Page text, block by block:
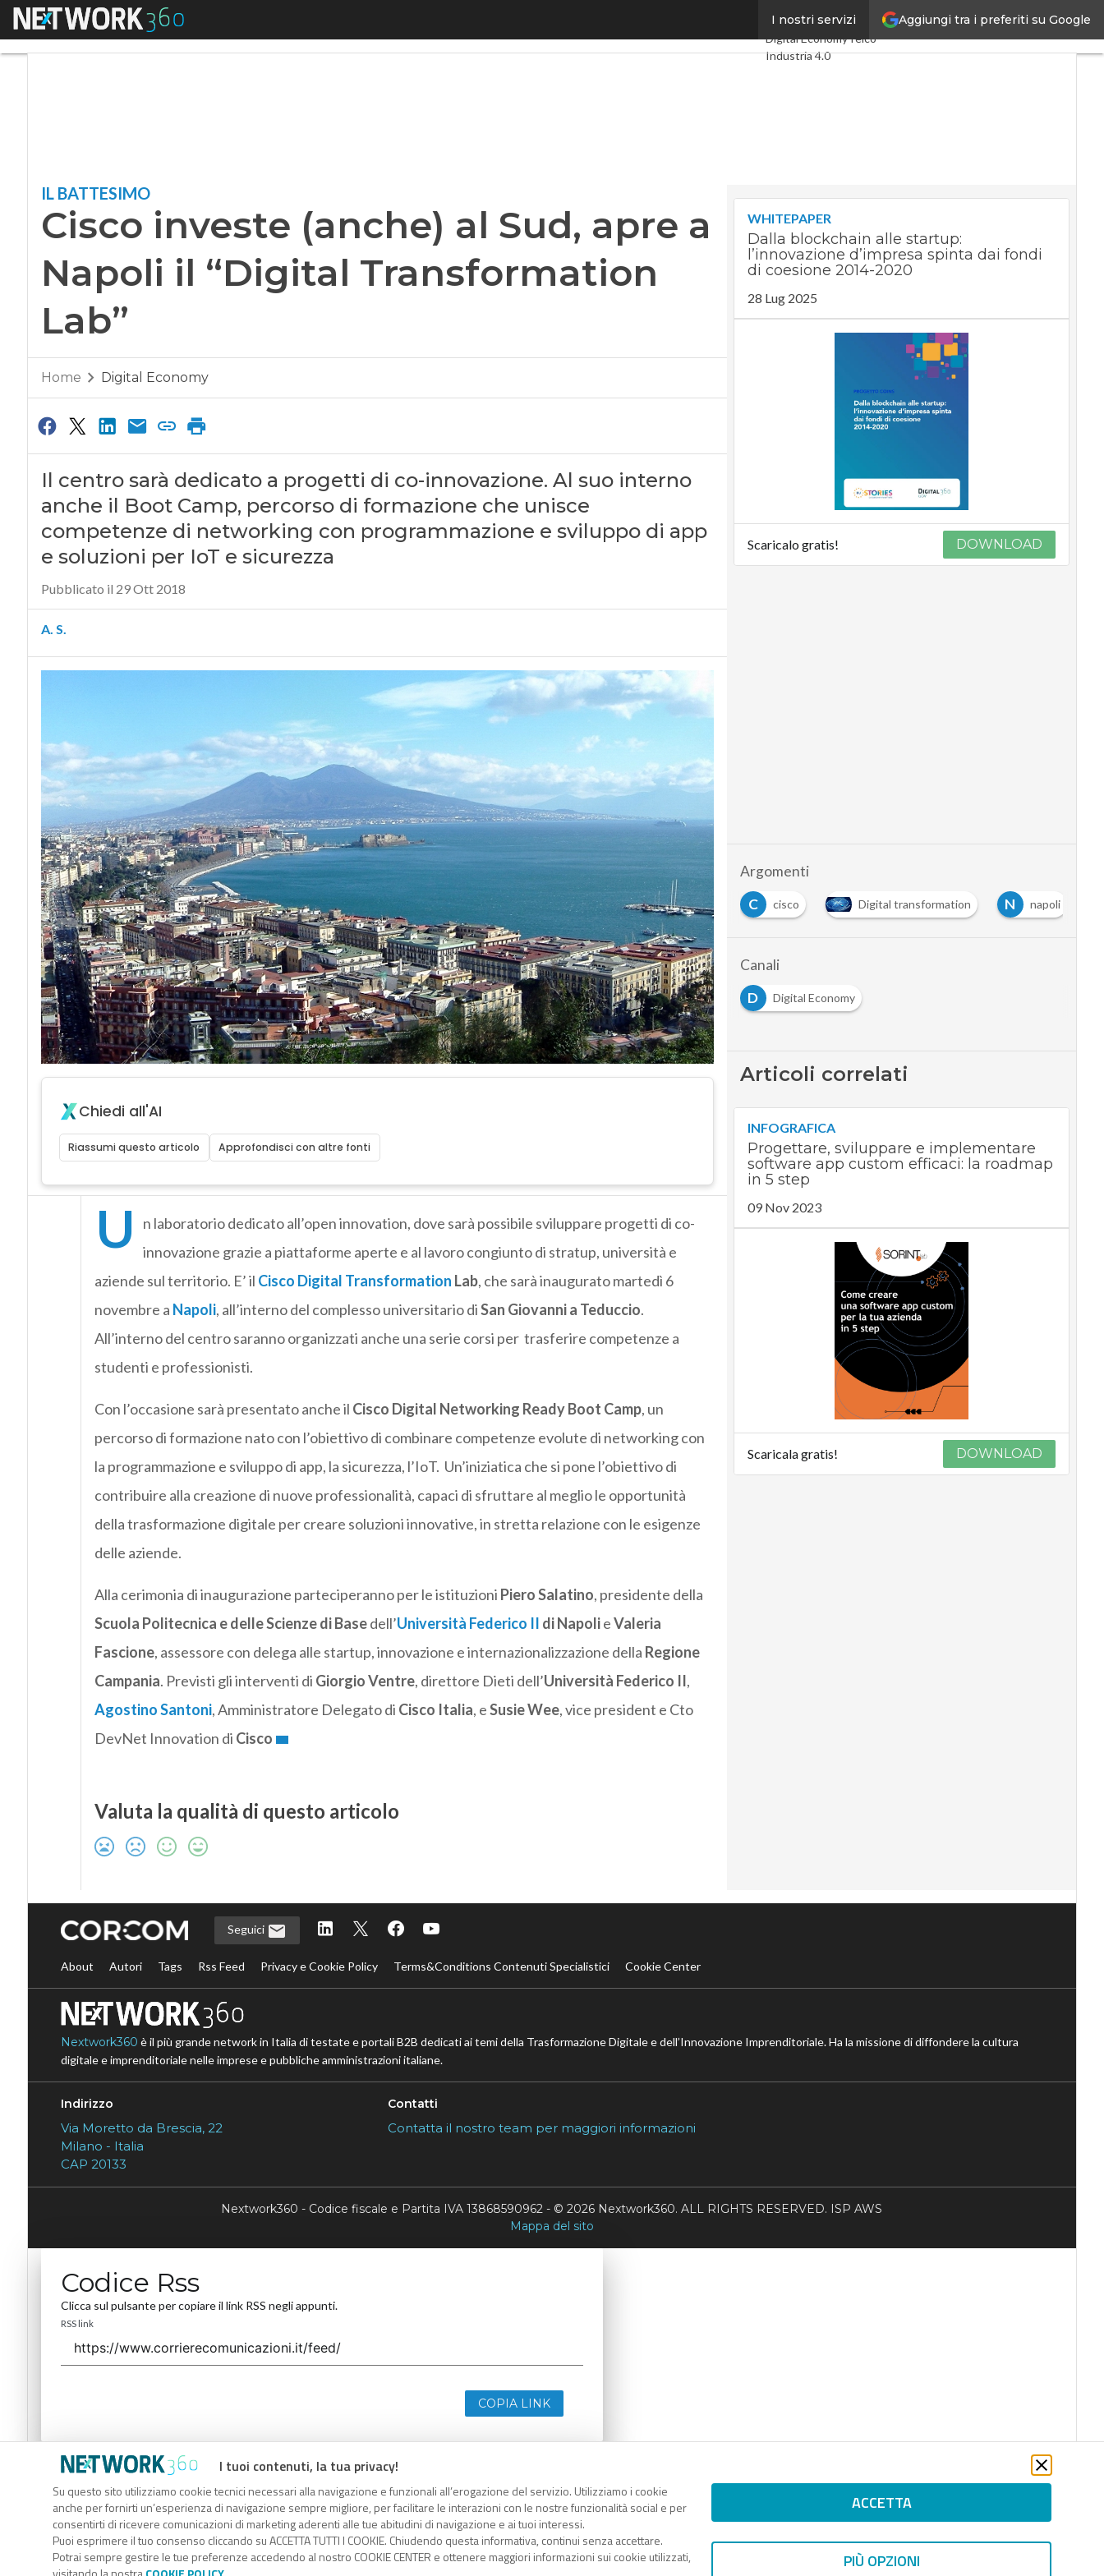
Aggiungi tra i preferiti su Google
I nostri servizi
Menu
Ultimi articoli
Digital EconomyTelco
Industria 4.0
IL BATTESIMO
Cisco investe (anche) al Sud, apre a
Napoli il “Digital Transformation
Lab”
Home Digital Economy
Il centro sarà dedicato a progetti di co-innovazione. Al suo interno
anche il Boot Camp, percorso di formazione che unisce
competenze di networking con programmazione e sviluppo di app
e soluzioni per IoT e sicurezza
Pubblicato il 29 Ott 2018
A. S.
Chiedi all'AI
Riassumi questo articolo Approfondisci con altre fonti
U
n laboratorio dedicato all’open innovation, dove sarà possibile sviluppare progetti di co-
innovazione grazie a piattaforme aperte e al lavoro congiunto di stratup, università e
aziende sul territorio. E’ il Cisco Digital Transformation Lab, che sarà inaugurato martedì 6
novembre a Napoli, all’interno del complesso universitario diSan Giovanni a Teduccio.
All’interno del centro saranno organizzati anche una serie corsi per trasferire competenze a
studenti e professionisti.
Con l’occasione sarà presentato anche il Cisco Digital Networking Ready Boot Camp, un
percorso di formazione nato con l’obiettivo di combinare competenze evolute di networking con
la programmazione e sviluppo di app, la sicurezza, l’IoT. Un’iniziatica che si pone l’obiettivo di
contribuire alla creazione di nuove professionalità, capaci di sfruttare al meglio le opportunità
della trasformazione digitale per creare soluzioni innovative, in stretta relazione con le esigenze
delle aziende.
Alla cerimonia di inaugurazione parteciperanno per le istituzioni Piero Salatino, presidente della
Scuola Politecnica e delle Scienze di Basedell’Università Federico II di NapolieValeria
Fascione, assessore con delega alle startup, innovazione e internazionalizzazione della Regione
Campania. Previsti gli interventi di Giorgio Ventre, direttore Dieti dell’Università Federico II,
Agostino Santoni, Amministratore Delegato di Cisco Italia, eSusie Wee, vice president e Cto
DevNet Innovation di Cisco
Valuta la qualità di questo articolo
WHITEPAPER
Dalla blockchain alle startup:
l’innovazione d’impresa spinta dai fondi
di coesione 2014-2020
28 Lug 2025
Scaricalo gratis! DOWNLOAD
Argomenti
agostino santoni C cisco Digital transformation N napoli
Canali
D
Digital Economy
Articoli correlati
INFOGRAFICA
Progettare, sviluppare e implementare
software app custom efficaci: la roadmap
in 5 step
09 Nov 2023
Scaricala gratis! DOWNLOAD
I tuoi contenuti, la tua privacy!
Su questo sito utilizziamo cookie tecnici necessari alla navigazione e funzionali all’erogazione del servizio. Utilizziamo i cookie
anche per fornirti un’esperienza di navigazione sempre migliore, per facilitare le interazioni con le nostre funzionalità social e per
consentirti di ricevere comunicazioni di marketing aderenti alle tue abitudini di navigazione e ai tuoi interessi.
Puoi esprimere il tuo consenso cliccando su ACCETTA TUTTI I COOKIE. Chiudendo questa informativa, continui senza accettare.
Potrai sempre gestire le tue preferenze accedendo al nostro COOKIE CENTER e ottenere maggiori informazioni sui cookie utilizzati,
ACCETTA
PIÙ OPZIONI
Seguici
About Autori Tags Rss Feed Privacy e Cookie Policy Terms&Conditions Contenuti Specialistici Cookie Center
Nextwork360 è il più grande network in Italia di testate e portali B2B dedicati ai temi della Trasformazione Digitale e dell’Innovazione Imprenditoriale. Ha la missione di diffondere la cultura
digitale e imprenditoriale nelle imprese e pubbliche amministrazioni italiane.
Indirizzo
Via Moretto da Brescia, 22
Milano - Italia
CAP 20133
Contatti
Contatta il nostro team per maggiori informazioni
Nextwork360 - Codice fiscale e Partita IVA 13868590962 - © 2026 Nextwork360. ALL RIGHTS RESERVED. ISP AWS
Mappa del sito
Codice Rss
Clicca sul pulsante per copiare il link RSS negli appunti.
RSS link
COPIA LINK
Codice Rss
Clicca sul pulsante per copiare il link RSS negli appunti.
RSS link